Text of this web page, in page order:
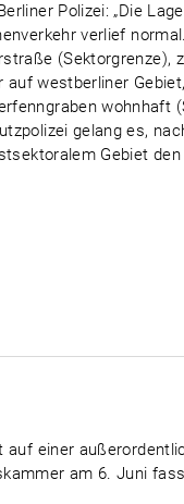
Polizei: „Die
verlief
(Sektorgrenze),
westberliner
wohnhaft
gelang es,
Gebiet
auf einer
am 6. Juni